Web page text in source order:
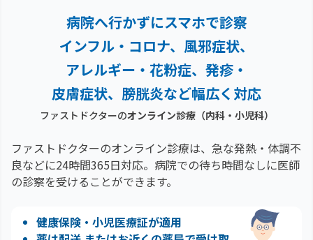
病院へ行かずにスマホで診察
インフル・コロナ、風邪症状、
アレルギー・花粉症、 発疹・
皮膚症状、膀胱炎など幅広く対応
ファストドクターのオンライン診療（内科・小児科）
ファストドクターのオンライン診療は、急な発熱・体調不
良などに24時間365日対応。 病院での待ち時間なしに医師
の診察を受けることができます。
健康保険・小児医療証が適用